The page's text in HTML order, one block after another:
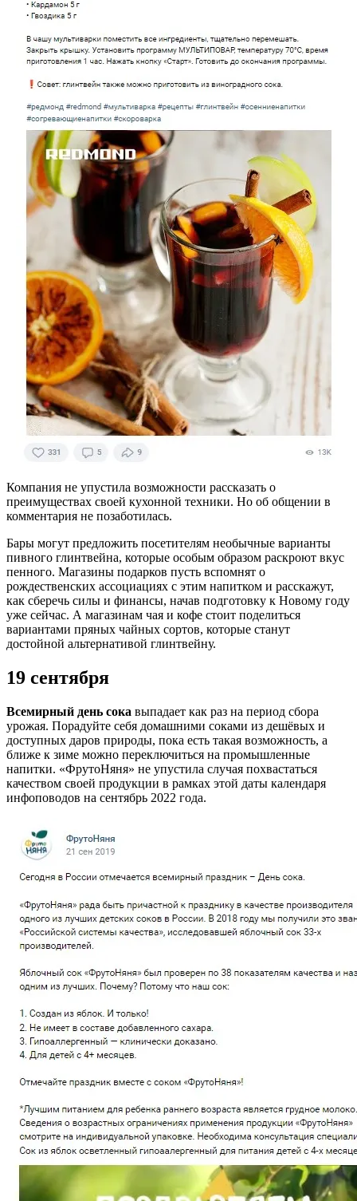
Компания не упустила возможности рассказать о
преимуществах своей кухонной техники. Но об общении в
комментария не позаботилась.
Бары могут предложить посетителям необычные варианты
пивного глинтвейна, которые особым образом раскроют вкус
пенного. Магазины подарков пусть вспомнят о
рождественских ассоциациях с этим напитком и расскажут,
как сберечь силы и финансы, начав подготовку к Новому году
уже сейчас. А магазинам чая и кофе стоит поделиться
вариантами пряных чайных сортов, которые станут
достойной альтернативой глинтвейну.
19 сентября
Всемирный день сока выпадает как раз на период сбора
урожая. Порадуйте себя домашними соками из дешёвых и
доступных даров природы, пока есть такая возможность, а
ближе к зиме можно переключиться на промышленные
напитки. «ФрутоНяня» не упустила случая похвастаться
качеством своей продукции в рамках этой даты календаря
инфоповодов на сентябрь 2022 года.